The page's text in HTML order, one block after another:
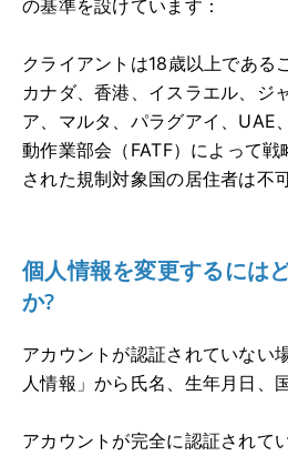
の基準を設けています：
クライアントは18歳以上である
カナダ、香港、イスラエル、ジ
ア、マルタ、パラグアイ、UAE
動作業部会（FATF）によって
された規制対象国の居住者は不可
個人情報を変更するには
か?
アカウントが認証されていない
人情報」から氏名、生年月日、
アカウントが完全に認証されて